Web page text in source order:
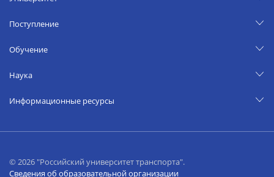
Поступление
Обучение
Наука
Информационные ресурсы
© 2026 "Российский университет транспорта".
Сведения об образовательной организации